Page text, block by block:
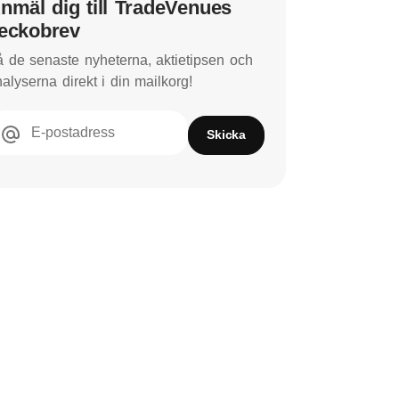
dig till TradeVenues
de senaste nyheterna, aktietipsen och
direkt i din mailkorg!
E-postadress Skicka